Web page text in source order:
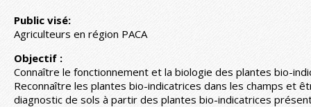
Public visé:
Agriculteurs en région PACA
Objectif :
Connaître le fonctionnement et la biologie des plantes bio-
Reconnaître les plantes bio-indicatrices dans les champs et
diagnostic de sols à partir des plantes bio-indicatrices